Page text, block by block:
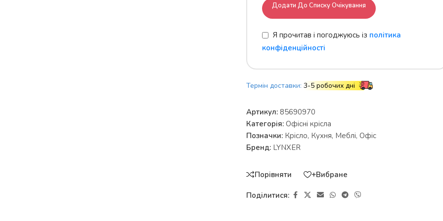
Додати До Списку Очікування
Я прочитав і погоджуюсь із політика
конфіденційності
Термін доставки: 3-5 робочих дні
Артикул: 85690970
Категорія: Офісні крісла
Позначки: Крісло, Кухня, Меблі, Офіс
Бренд: LYNXER
Порівняти +Вибране
Поділитися: